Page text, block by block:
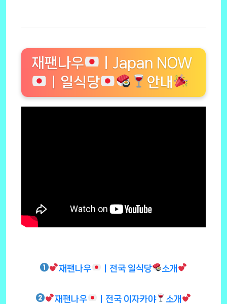
재팬나우
ㅣJapan NOW
ㅣ일식당
안내
재팬나우 ㅣ전국 일식당 소개
재팬나우 ㅣ전국 이자카야 소개